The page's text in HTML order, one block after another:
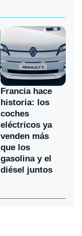
Francia hace
historia: los
coches
eléctricos ya
venden más
que los
gasolina y el
diésel juntos